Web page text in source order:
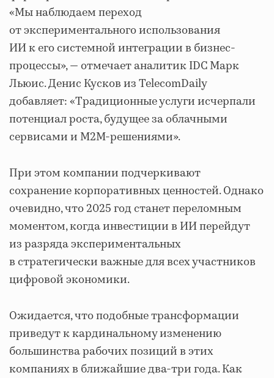
«Мы наблюдаем переход
от экспериментального использования
ИИ к его системной интеграции в бизнес-
процессы», — отмечает аналитик IDC Марк
Льюис. Денис Кусков из TelecomDaily
добавляет: «Традиционные услуги исчерпали
потенциал роста, будущее за облачными
сервисами и M2M-решениями».
При этом компании подчеркивают
сохранение корпоративных ценностей. Однако
очевидно, что 2025 год станет переломным
моментом, когда инвестиции в ИИ перейдут
из разряда экспериментальных
в стратегически важные для всех участников
цифровой экономики.
Ожидается, что подобные трансформации
приведут к кардинальному изменению
большинства рабочих позиций в этих
компаниях в ближайшие два-три года. Как